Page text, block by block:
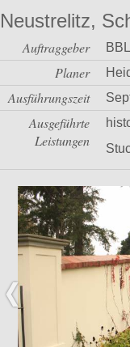
Neustrelitz,
Auftraggeber
Planer
Ausführungszeit
Ausgeführte
Leistungen